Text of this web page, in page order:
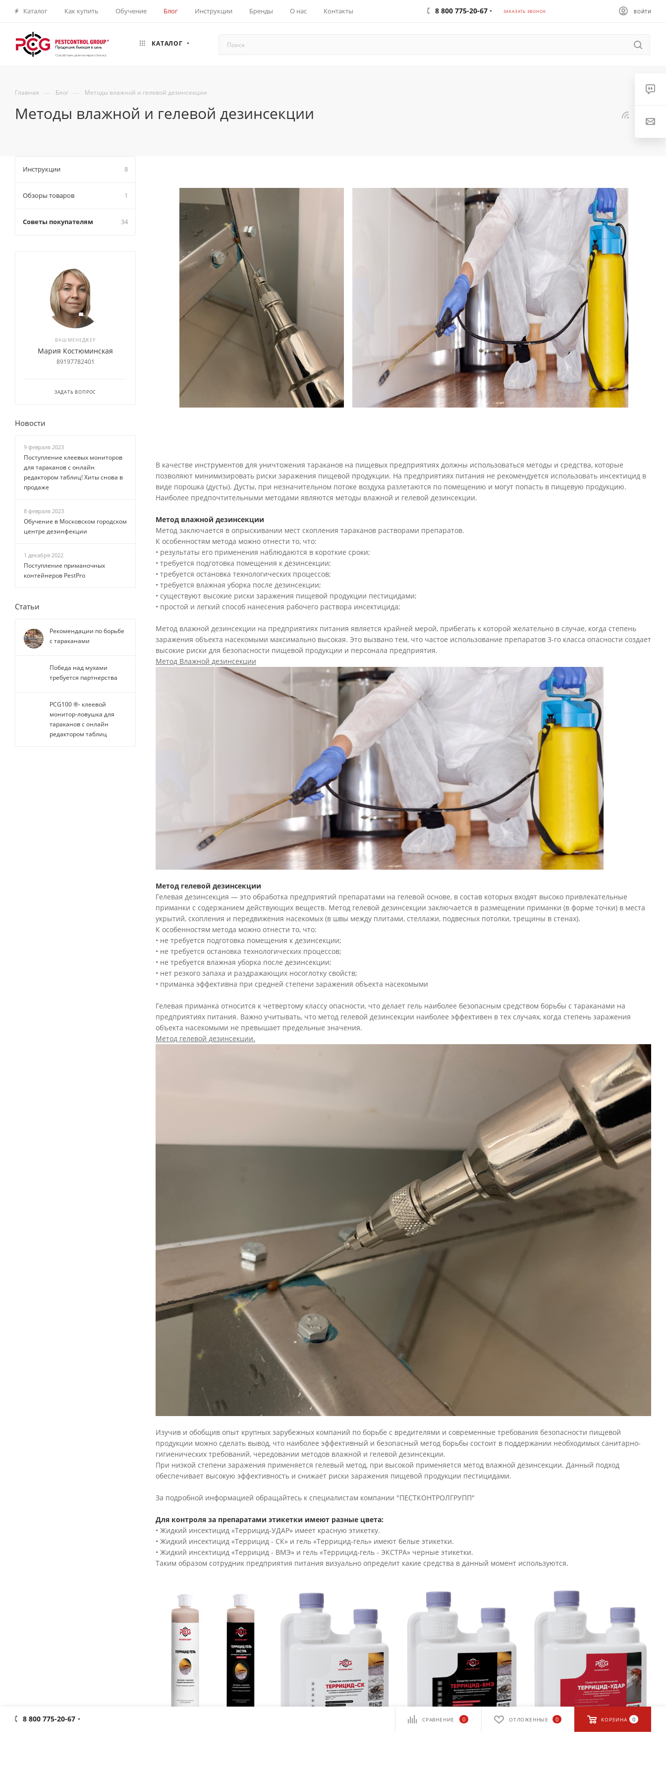
Каталог Как купить Обучение Блог Инструкции Бренды О нас Контакты 8 800 775-20-67 ЗАКАЗАТЬ ЗВОНОК ВОЙТИ
КАТАЛОГ
Главная — Блог — Методы влажной и гелевой дезинсекции
Методы влажной и гелевой дезинсекции
В качестве инструментов для уничтожения тараканов на пищевых предприятиях должны использоваться методы и средства, которые
позволяют минимизировать риски заражения пищевой продукции. На предприятиях питания не рекомендуется использовать инсектицид в
виде порошка (дусты). Дусты, при незначительном потоке воздуха разлетаются по помещению и могут попасть в пищевую продукцию.
Наиболее предпочтительными методами являются методы влажной и гелевой дезинсекции.
Метод влажной дезинсекции
Метод заключается в опрыскивании мест скопления тараканов растворами препаратов.
К особенностям метода можно отнести то, что:
• результаты его применения наблюдаются в короткие сроки;
• требуется подготовка помещения к дезинсекции;
• требуется остановка технологических процессов;
• требуется влажная уборка после дезинсекции;
• существуют высокие риски заражения пищевой продукции пестицидами;
• простой и легкий способ нанесения рабочего раствора инсектицида;
Метод влажной дезинсекции на предприятиях питания является крайней мерой, прибегать к которой желательно в случае, когда степень
заражения объекта насекомыми максимально высокая. Это вызвано тем, что частое использование препаратов 3-го класса опасности создает
высокие риски для безопасности пищевой продукции и персонала предприятия.
Метод Влажной дезинсекции
Метод гелевой дезинсекции
Гелевая дезинсекция — это обработка предприятий препаратами на гелевой основе, в состав которых входят высоко привлекательные
приманки с содержанием действующих веществ. Метод гелевой дезинсекции заключается в размещении приманки (в форме точки) в места
укрытий, скопления и передвижения насекомых (в швы между плитами, стеллажи, подвесных потолки, трещины в стенах).
К особенностям метода можно отнести то, что:
• не требуется подготовка помещения к дезинсекции;
• не требуется остановка технологических процессов;
• не требуется влажная уборка после дезинсекции;
• нет резкого запаха и раздражающих носоглотку свойств;
• приманка эффективна при средней степени заражения объекта насекомыми
Гелевая приманка относится к четвертому классу опасности, что делает гель наиболее безопасным средством борьбы с тараканами на
предприятиях питания. Важно учитывать, что метод гелевой дезинсекции наиболее эффективен в тех случаях, когда степень заражения
объекта насекомыми не превышает предельные значения.
Метод гелевой дезинсекции.
Изучив и обобщив опыт крупных зарубежных компаний по борьбе с вредителями и современные требования безопасности пищевой
продукции можно сделать вывод, что наиболее эффективный и безопасный метод борьбы состоит в поддержании необходимых санитарно-
гигиенических требований, чередовании методов влажной и гелевой дезинсекции.
При низкой степени заражения применяется гелевый метод, при высокой применяется метод влажной дезинсекции. Данный подход
обеспечивает высокую эффективность и снижает риски заражения пищевой продукции пестицидами.
За подробной информацией обращайтесь к специалистам компании "ПЕСТКОНТРОЛГРУПП"
Для контроля за препаратами этикетки имеют разные цвета:
• Жидкий инсектицид «Террицид-УДАР» имеет красную этикетку.
• Жидкий инсектицид «Террицид - СК» и гель «Террицид-гель» имеют белые этикетки.
• Жидкий инсектицид «Террицид - ВМЭ» и гель «Террицид-гель - ЭКСТРА» черные этикетки.
Таким образом сотрудник предприятия питания визуально определит какие средства в данный момент используются.
Инструкции 8
Обзоры товаров 1
Советы покупателям 34
ВАШ МЕНЕДЖЕР
Мария Костюминская
89197782401
ЗАДАТЬ ВОПРОС
Новости
9 февраля 2023
Поступление клеевых мониторов
для тараканов с онлайн
редактором таблиц! Хиты снова в
продаже
8 февраля 2023
Обучение в Московском городском
центре дезинфекции
1 декабря 2022
Поступление приманочных
контейнеров PestPro
Статьи
Рекомендации по борьбе
с тараканами
Победа над мухами
требуется партнерства
PCG100 ®- клеевой
монитор-ловушка для
тараканов с онлайн
редактором таблиц
8 800 775-20-67 СРАВНЕНИЕ 0 ОТЛОЖЕННЫЕ 0 КОРЗИНА 0